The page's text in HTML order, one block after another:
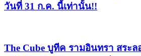
วันที่ 31 ก.ค. นี้เท่านั้น!!
The Cube บูทีค รามอินทรา สระ